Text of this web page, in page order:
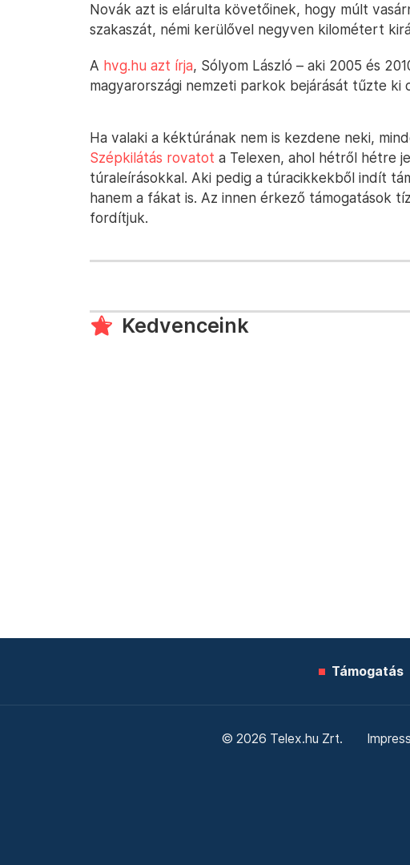
Novák azt is elárulta követőinek, hogy múlt
szakaszát, némi kerülővel negyven kilométert
A hvg.hu azt írja, Sólyom László – aki 2005 és
magyarországi nemzeti parkok bejárását tűzte ki
Ha valaki a kéktúrának nem is kezdene neki,
Szépkilátás rovatot a Telexen, ahol hétről hétre
túraleírásokkal. Aki pedig a túracikkekből indít
hanem a fákat is. Az innen érkező támogatások
fordítjuk.
Kedvenceink
Támogatás
© 2026 Telex.hu Zrt.